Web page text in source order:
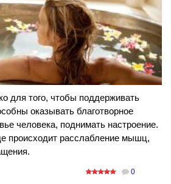
для того, чтобы поддерживать
оказывать благотворное
человека, поднимать настроение.
происходит расслабление мышц,
0